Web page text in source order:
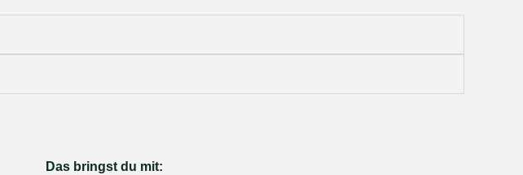
Das bringst du mit: